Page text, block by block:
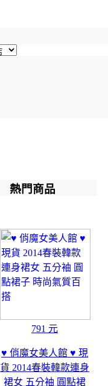
熱門商品
791 元
♥ 俏魔女美人館 ♥ 現
貨 2014春裝韓款連身
裙女 五分袖 圓點裙